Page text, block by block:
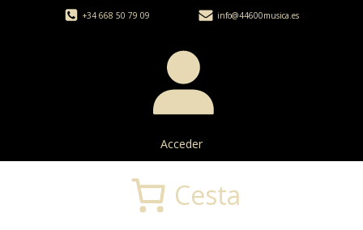
+34 668 50 79 09 info@44600musica.es
Acceder
Cesta